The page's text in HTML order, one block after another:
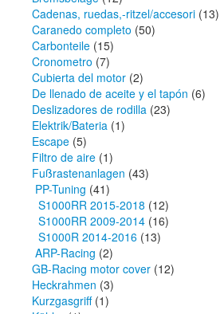
Cadenas, ruedas,-ritzel/accesori (13)
Caranedo completo (50)
Carbonteile (15)
Cronometro (7)
Cubierta del motor (2)
De llenado de aceite y el tapón (6)
Deslizadores de rodilla (23)
Elektrik/Bateria (1)
Escape (5)
Filtro de aire (1)
Fußrastenanlagen (43)
PP-Tuning (41)
S1000RR 2015-2018 (12)
S1000RR 2009-2014 (16)
S1000R 2014-2016 (13)
ARP-Racing (2)
GB-Racing motor cover (12)
Heckrahmen (3)
Kurzgasgriff(1)